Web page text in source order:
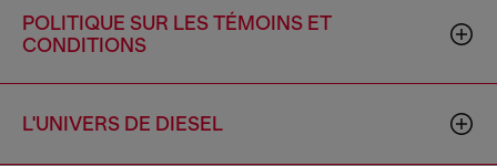
POLITIQUE SUR LES TÉMOINS ET
CONDITIONS
L'UNIVERS DE DIESEL